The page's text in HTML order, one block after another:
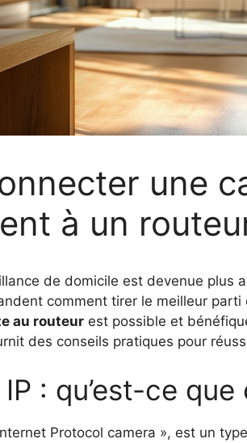
une
à un
de domicile est devenue plus
comment tirer le meilleur
au routeur est possible et
des conseils pratiques pour
: qu’est-ce que
Protocol camera », est un